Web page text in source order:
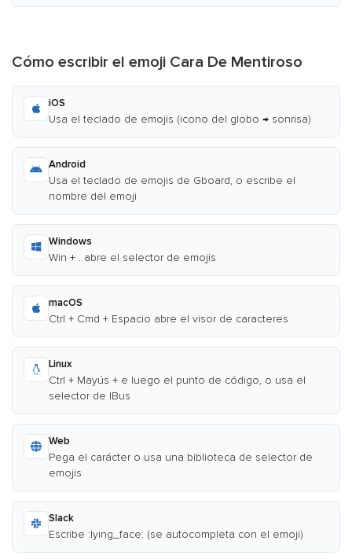
Cómo escribir el emoji Cara De Mentiroso
iOS
Usa el teclado de emojis (icono del globo → sonrisa)
Android
Usa el teclado de emojis de Gboard, o escribe el
nombre del emoji
Windows
Win + . abre el selector de emojis
macOS
Ctrl + Cmd + Espacio abre el visor de caracteres
Linux
Ctrl + Mayús + e luego el punto de código, o usa el
selector de IBus
Web
Pega el carácter o usa una biblioteca de selector de
emojis
Slack
Escribe :lying_face: (se autocompleta con el emoji)